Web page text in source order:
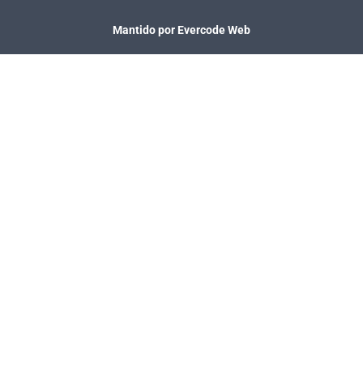
Mantido por Evercode Web